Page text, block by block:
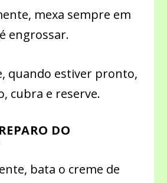
mexa sempre em
engrossar.
quando estiver pronto,
cubra e reserve.
DO
bata o creme de